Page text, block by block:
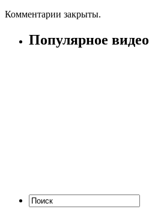
Комментарии закрыты.
Популярное видео